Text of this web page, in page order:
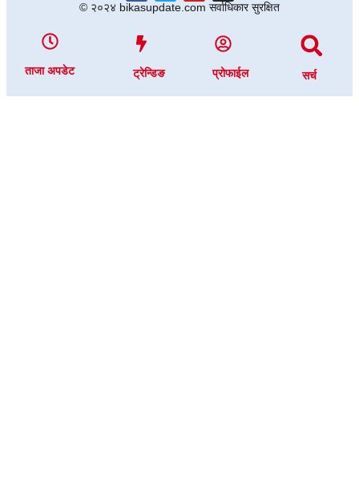
© २०२४ bikasupdate.com सर्वाधिकार सुरक्षित
ताजा अपडेट ट्रेन्डिङ प्रोफाईल सर्च